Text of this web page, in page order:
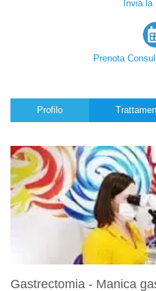
Invia la
Prenota
Profilo
Gastrectomia - Manica